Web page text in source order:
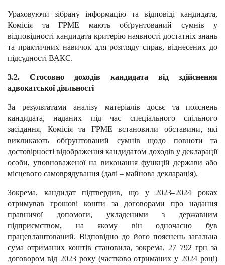
Ураховуючи зібрану інформацію та відповіді кандидата,
Комісія та ГРМЕ мають обґрунтований сумнів у
відповідності кандидата критерію наявності достатніх знань
та практичних навичок для розгляду справ, віднесених до
підсудності ВАКС.
3.2. Стосовно доходів кандидата від здійснення
адвокатської діяльності
За результатами аналізу матеріалів досьє та пояснень
кандидата, наданих під час спеціального спільного
засідання, Комісія та ГРМЕ встановили обставини, які
викликають обґрунтований сумнів щодо повноти та
достовірності відображення кандидатом доходів у декларації
особи, уповноваженої на виконання функцій держави або
місцевого самоврядування (далі – майнова декларація).
Зокрема, кандидат підтвердив, що у 2023–2024 роках
отримував грошові кошти за договорами про надання
правничої допомоги, укладеними з державним
підприємством, на якому він одночасно був
працевлаштований. Відповідно до його пояснень загальна
сума отриманих коштів становила, зокрема, 27 792 грн за
договором від 2023 року (частково отриманих у 2024 році)